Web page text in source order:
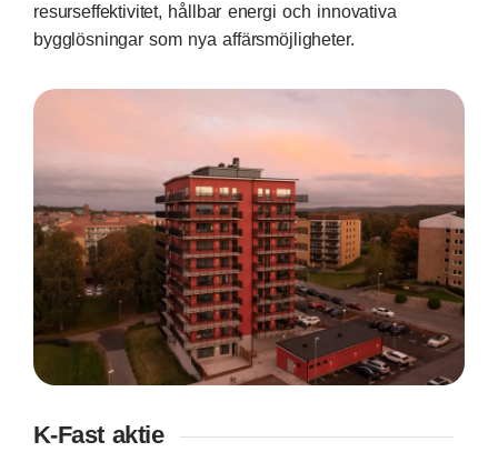
resurseffektivitet, hållbar energi och innovativa
bygglösningar som nya affärsmöjligheter.
K-Fast aktie